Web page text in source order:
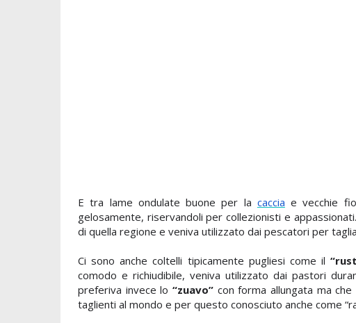
E tra lame ondulate buone per la caccia e vecchie
gelosamente, riservandoliper collezionisti e appassionati
di quella regione e veniva utilizzato dai pescatori per
Ci sono anche coltelli tipicamente pugliesi come il
comodo e richiudibile, veniva utilizzato dai pastori
preferiva invece lo“zuavo” con forma allungata ma
taglienti al mondo e per questo conosciuto anche come